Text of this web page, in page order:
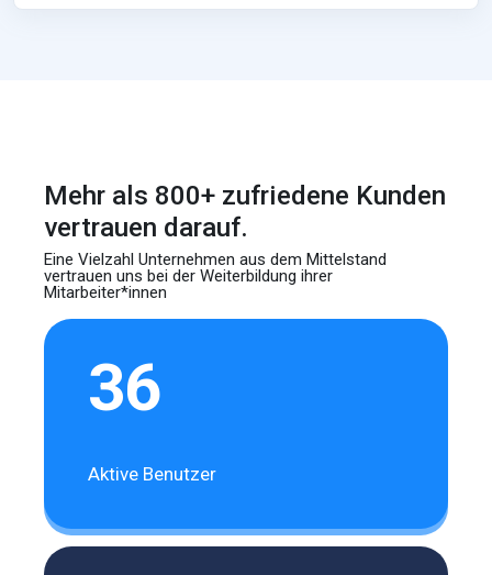
Mehr als 800+ zufriedene Kunden
vertrauen darauf.
Eine Vielzahl Unternehmen aus dem Mittelstand
vertrauen uns bei der Weiterbildung ihrer
Mitarbeiter*innen
36
Aktive Benutzer